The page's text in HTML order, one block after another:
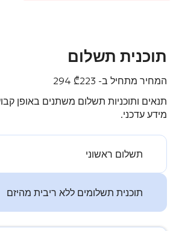
תוכנית תשלום
המחיר מתחיל ב- ₾223 294
תנאים ותוכניות תשלום משתנים באופן
מידע עדכני.
תשלום ראשוני
תוכנית תשלומים ללא ריבית מהיזם